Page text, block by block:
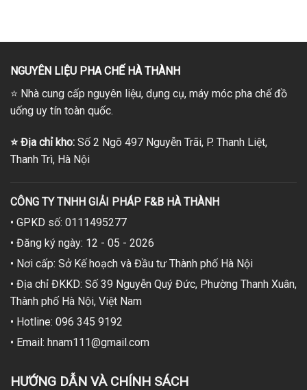
NGUYÊN LIỆU PHA CHẾ HÀ THÀNH
⭐ Nhà cung cấp nguyên liệu, dụng cụ, máy móc pha chế đồ
uống uy tín toàn quốc.
⭐Địa chỉ kho: Số 2 Ngõ 497 Nguyễn Trãi, P. Thanh Liệt,
Thanh Trì, Hà Nội
CÔNG TY TNHH GIẢI PHÁP F&B HÀ THÀNH
• GPKD số: 0111495277
• Đăng ký ngày: 12 - 05 - 2026
• Nơi cấp: Sở Kế hoạch và Đầu tư Thành phố Hà Nội
• Địa chỉ ĐKKD: Số 39 Nguyễn Quý Đức, Phường Thanh Xuân,
Thành phố Hà Nội, Việt Nam
• Hotline: 096 345 9192
• Email: hnam111@gmail.com
HƯỚNG DẪN VÀ CHÍNH SÁCH